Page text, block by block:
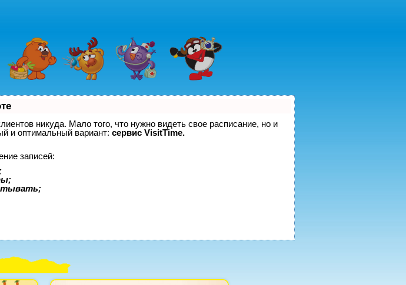
никуда. Мало того, что нужно видеть свое расписание, но и
и оптимальный вариант: сервис VisitTime.
записей: